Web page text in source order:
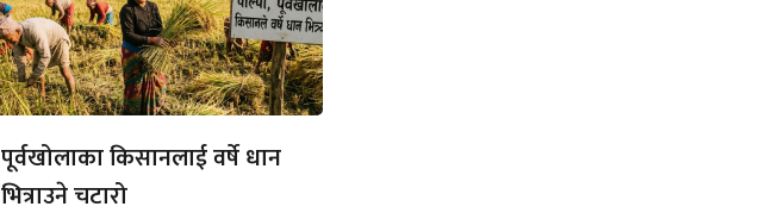
पूर्वखोलाका किसानलाई वर्षे धान
भित्राउने चटारो